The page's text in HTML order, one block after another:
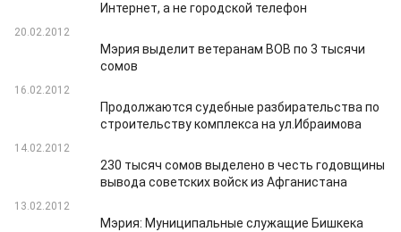
Интернет, а не городской телефон
20.02.2012
Мэрия выделит ветеранам ВОВ по 3 тысячи
сомов
16.02.2012
Продолжаются судебные разбирательства по
строительству комплекса на ул.Ибраимова
14.02.2012
230 тысяч сомов выделено в честь годовщины
вывода советских войск из Афганистана
13.02.2012
Мэрия: Муниципальные служащие Бишкека